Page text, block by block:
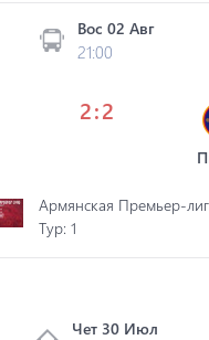
Вос 02 Авг
21:00
2:2
Армянская Премьер-
Tур: 1
Чет 30 Июл